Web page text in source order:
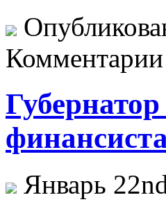
Январь